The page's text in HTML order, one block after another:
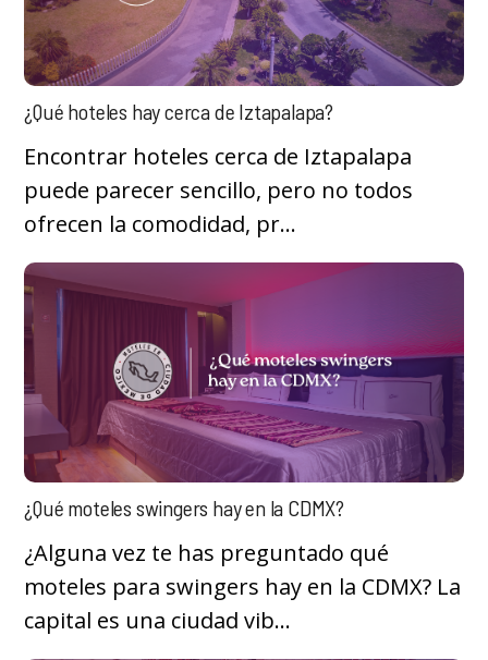
¿Qué hoteles hay cerca de Iztapalapa?
Encontrar hoteles cerca de Iztapalapa
puede parecer sencillo, pero no todos
ofrecen la comodidad, pr...
¿Qué moteles swingers hay en la CDMX?
¿Alguna vez te has preguntado qué
moteles para swingers hay en la CDMX? La
capital es una ciudad vib...